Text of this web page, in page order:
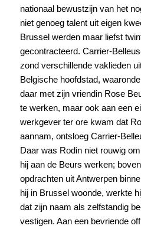
nationaal bewustzijn van het
niet genoeg talent uit eigen
Brussel werden maar liefst
gecontracteerd. Carrier-
zond verschillende vaklieden
Belgische hoofdstad,
daar met zijn vriendin Rose
te werken, maar ook aan een
werkgever ter ore kwam dat
aannam, ontsloeg Carrier-
Daar was Rodin niet rouwig
hij aan de Beurs werken;
opdrachten uit Antwerpen
hij in Brussel woonde, werkte
dat zijn naam als zelfstandig
vestigen. Aan een bevriende